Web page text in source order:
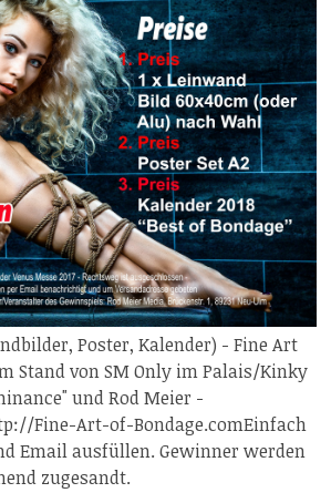
Poster, Kalender) - Fine Art
Stand von SM Only im Palais/Kinky
und Rod Meier -
Fine-Art-of-Bondage.comEinfach
Email ausfüllen. Gewinner werden
zugesandt.